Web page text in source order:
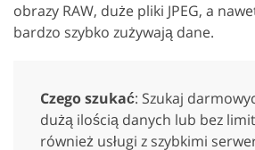
obrazy RAW, duże pliki JPEG, a
bardzo szybko zużywają dane.
Czego szukać: Szukaj
dużą ilością danych lub bez
również usługi z szybkimi